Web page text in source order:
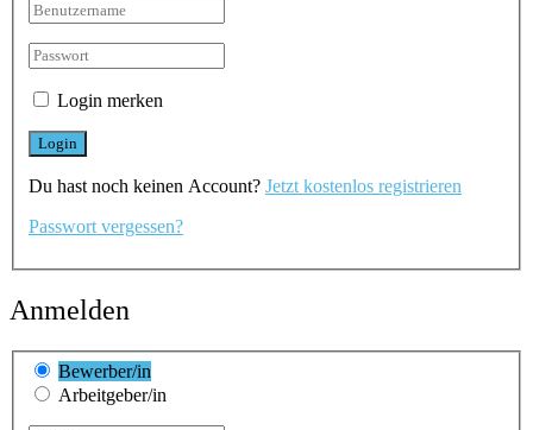
Login merken
Du hast noch keinen Account? Jetzt kostenlos registrieren
Passwort vergessen?
Anmelden
Bewerber/in
Arbeitgeber/in